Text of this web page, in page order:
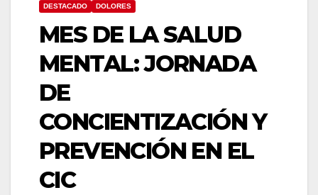
DESTACADO DOLORES
MES DE LA SALUD
MENTAL: JORNADA
DE
CONCIENTIZACIÓN Y
PREVENCIÓN EN EL
CIC